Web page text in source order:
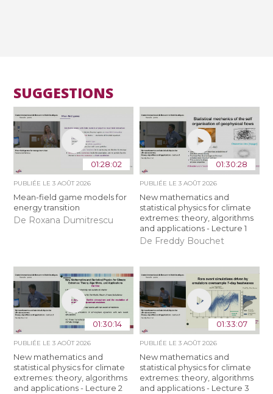
SUGGESTIONS
01:28:02
PUBLIÉE LE3 AOÛT 2026
Mean-field game models for
energy transition
De Roxana Dumitrescu
01:30:28
PUBLIÉE LE 3 AOÛT 2026
New mathematics and
statistical physics for climate
extremes: theory, algorithms
and applications - Lecture 1
De Freddy Bouchet
01:30:14
PUBLIÉE LE3 AOÛT 2026
New mathematics and
statistical physics for climate
extremes: theory, algorithms
and applications - Lecture 2
01:33:07
PUBLIÉE LE 3 AOÛT 2026
New mathematics and
statistical physics for climate
extremes: theory, algorithms
and applications - Lecture 3